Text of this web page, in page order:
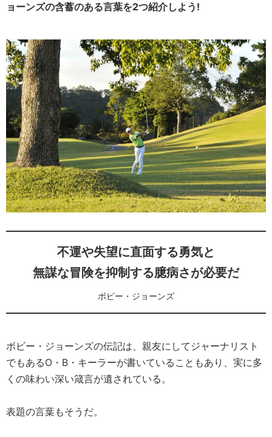
ョーンズの含蓄のある言葉を2つ紹介しよう!
不運や失望に直面する勇気と
無謀な冒険を抑制する臆病さが必要だ
ボビー・ジョーンズ
ボビー・ジョーンズの伝記は、親友にしてジャーナリスト
でもあるO・B・キーラーが書いていることもあり、実に多
くの味わい深い箴言が遺されている。
表題の言葉もそうだ。